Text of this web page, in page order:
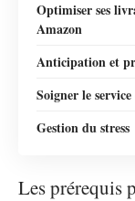
Optimiser ses
Amazon
Anticipation et
Soigner le
Gestion du stress
Les prérequis